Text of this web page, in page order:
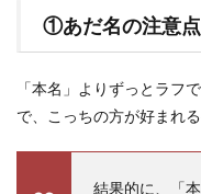
①あだ名の注意点
「本名」よりずっとラフ
で、こっちの方が好まれ
結果的に、「